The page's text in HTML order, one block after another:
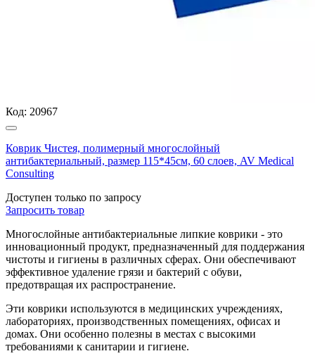
Код: 20967
Коврик Чистея, полимерный многослойный
антибактериальный, размер 115*45см, 60 слоев, AV Medical
Consulting
Доступен только по запросу
Запросить товар
Многослойные антибактериальные липкие коврики - это
инновационный продукт, предназначенный для поддержания
чистоты и гигиены в различных сферах. Они обеспечивают
эффективное удаление грязи и бактерий с обуви,
предотвращая их распространение.
Эти коврики используются в медицинских учреждениях,
лабораториях, производственных помещениях, офисах и
домах. Они особенно полезны в местах с высокими
требованиями к санитарии и гигиене.